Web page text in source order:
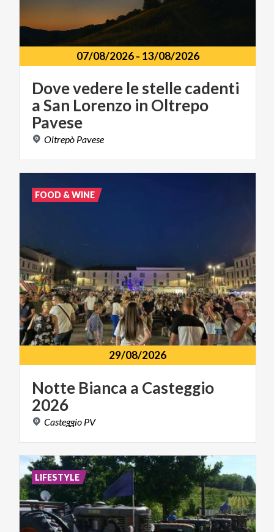
07/08/2026- 13/08/2026
Dove vedere le stelle cadenti
a San Lorenzo in Oltrepo
Pavese
Oltrepò Pavese
29/08/2026
Notte Bianca a Casteggio
2026
Casteggio PV
FOOD & WINE
LIFESTYLE